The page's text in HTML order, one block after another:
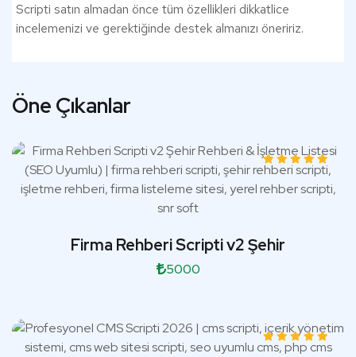
Scripti satın almadan önce tüm özellikleri dikkatlice
incelemenizi ve gerektiğinde destek almanızı öneririz.
Öne Çıkanlar
Firma Rehberi Scripti v2 Şehir
5000